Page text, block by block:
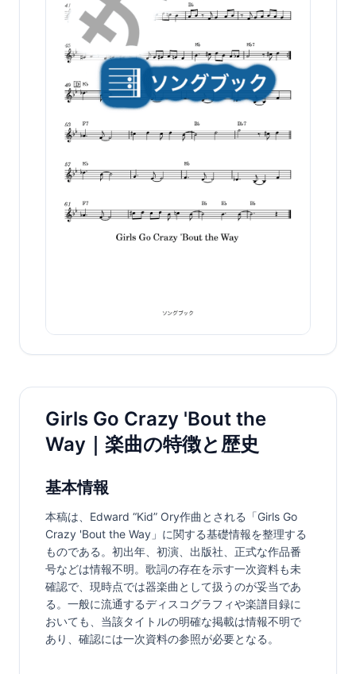
Girls Go Crazy 'Bout the
Way｜楽曲の特徴と歴史
基本情報
本稿は、Edward “Kid” Ory作曲とされる「Girls Go
Crazy 'Bout the Way」に関する基礎情報を整理する
ものである。初出年、初演、出版社、正式な作品番
号などは情報不明。歌詞の存在を示す一次資料も未
確認で、現時点では器楽曲として扱うのが妥当であ
る。一般に流通するディスコグラフィや楽譜目録に
おいても、当該タイトルの明確な掲載は情報不明で
あり、確認には一次資料の参照が必要となる。